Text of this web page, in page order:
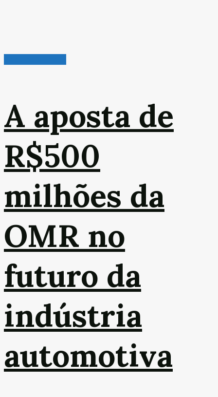
A aposta de
R$500
milhões da
OMR no
futuro da
indústria
automotiva